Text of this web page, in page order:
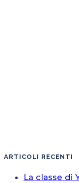
ARTICOLI RECENTI
La classe di